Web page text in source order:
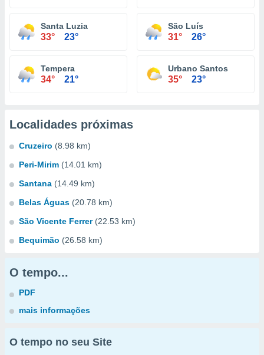
Santa Luzia
33° 23°
São Luís
31° 26°
Tempera
34° 21°
Urbano Santos
35° 23°
Localidades próximas
Cruzeiro (8.98 km)
Peri-Mirim (14.01 km)
Santana (14.49 km)
Belas Águas (20.78 km)
São Vicente Ferrer (22.53 km)
Bequimão (26.58 km)
O tempo...
PDF
mais informações
O tempo no seu Site